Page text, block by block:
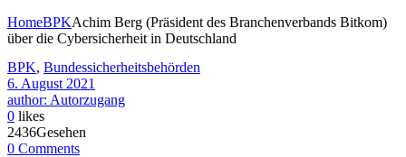
HomeBPKAchim Berg (Präsident des Branchenverbands Bitkom)
über die Cybersicherheit in Deutschland
BPK, Bundessicherheitsbehörden
6. August 2021
author: Autorzugang
0 likes
2436Gesehen
0 Comments